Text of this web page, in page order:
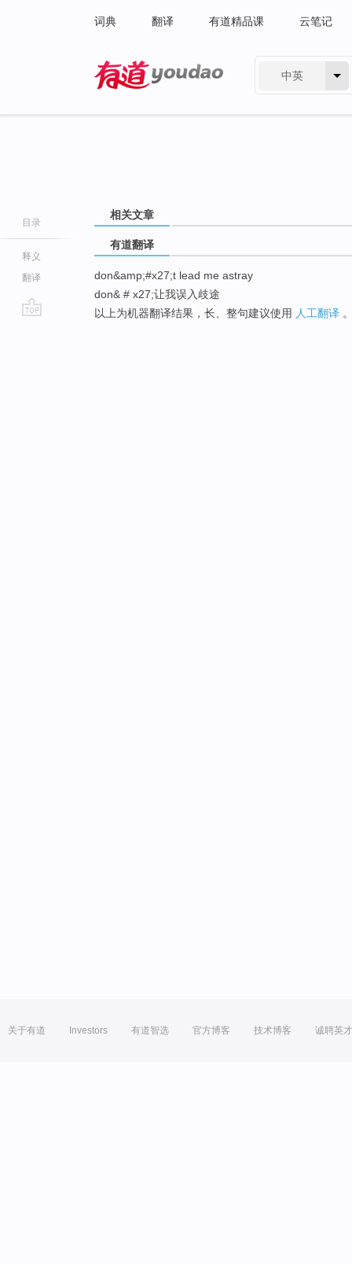
词典 翻译 有道精品课 云笔记
中英
目录
释义
翻译
相关文章
有道翻译
don&amp;#x27;t lead me astray
don& # x27;让我误入歧途
以上为机器翻译结果，长、整句建议使用 人工翻译
关于有道 Investors 有道智选 官方博客 技术博客 诚聘英才